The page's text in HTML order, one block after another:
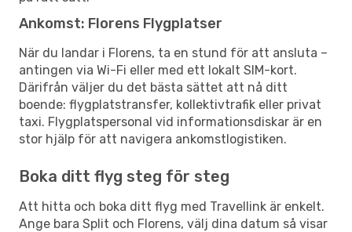
Ankomst: Florens Flygplatser
När du landar i Florens, ta en stund för att ansluta –
antingen via Wi-Fi eller med ett lokalt SIM-kort.
Därifrån väljer du det bästa sättet att nå ditt
boende: flygplatstransfer, kollektivtrafik eller privat
taxi. Flygplatspersonal vid informationsdiskar är en
stor hjälp för att navigera ankomstlogistiken.
Boka ditt flyg steg för steg
Att hitta och boka ditt flyg med Travellink är enkelt.
Ange bara Split och Florens, välj dina datum så visar